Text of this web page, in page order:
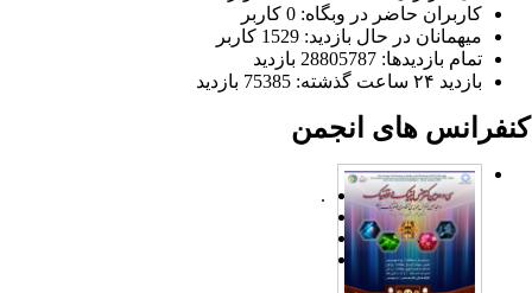
کاربران حاضر در وبگاه: 0 کاربر
میهمانان در حال بازدید: 1529 کاربر
تمام بازدید‌ها: 28805787 بازدید
بازدید ۲۴ ساعت گذشته: 75385 بازدید
های انجمن
.